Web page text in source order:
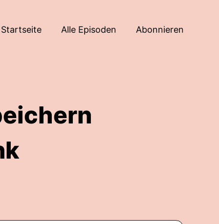
Startseite Alle Episoden Abonnieren